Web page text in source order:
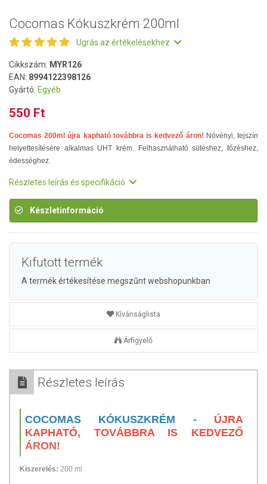
Cocomas Kókuszkrém 200ml
Ugrás az értékelésekhez
Cikkszám: MYR126
EAN: 8994122398126
Gyártó: Egyéb
550 Ft
Cocomas 200ml újra kapható továbbra is kedvező áron! Növényi, tejszín
helyettesítésére alkalmas UHT krém. Felhasználható sütéshez, főzéshez,
édességhez.
Részletes leírás és specifikáció
Készletinformáció
Kifutott termék
A termék értékesítése megszűnt webshopunkban
Kívánságlista
Árfigyelő
Részletes leírás
COCOMAS KÓKUSZKRÉM - ÚJRA
KAPHATÓ, TOVÁBBRA IS KEDVEZŐ
ÁRON!
Kiszerelés: 200 ml